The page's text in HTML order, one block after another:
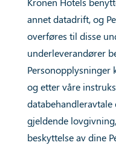
annet datadrift, og
overføres til disse
underleverandører
Personopplysninger
og etter våre
gjeldende
beskyttelse av dine